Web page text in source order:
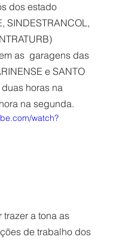
dos estado
SINDESTRANCOL,
as  garagens das
e SANTO
horas na
na segunda.
watch?
a tona as
de trabalho dos